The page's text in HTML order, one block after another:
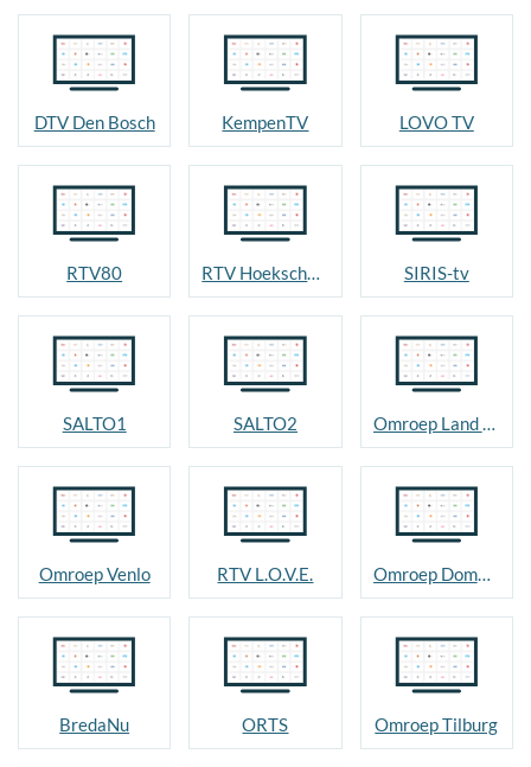
DTV Den Bosch KempenTV LOVO TV
RTV80 RTV Hoeksche Waard SIRIS-tv
SALTO1 SALTO2 Omroep Land van Cuijk
Omroep Venlo RTV L.O.V.E. Omroep Dommelland
BredaNu ORTS Omroep Tilburg